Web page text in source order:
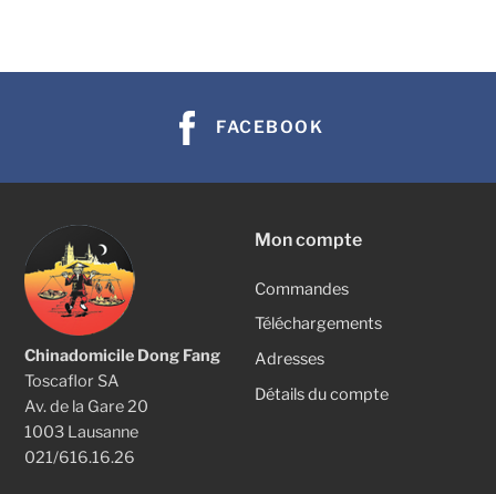
FACEBOOK
Chinadomicile Dong Fang
Toscaflor SA
Av. de la Gare 20
1003 Lausanne
021/616.16.26
Mon compte
Commandes
Téléchargements
Adresses
Détails du compte